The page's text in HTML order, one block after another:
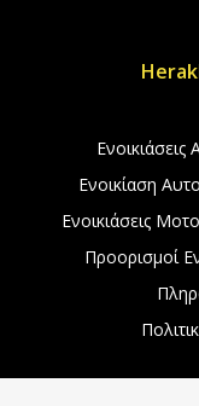
Ενοικίαση
Ενοικιάσεις
Προορισμοί